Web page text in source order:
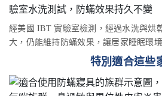
經美國 IBT 實驗室檢測，經過水洗與烘
大，仍能維持防蟎效果，讓居家睡眠環
特別適合這些